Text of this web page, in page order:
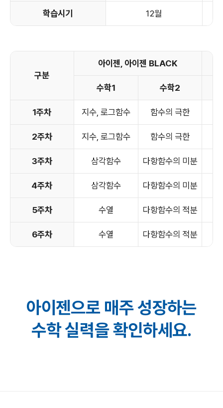
학습시기 12월
구분
아이젠, 아이젠 BLACK
수학1 수학2
1주차 지수, 로그함수 함수의 극한
2주차 지수, 로그함수 함수의 극한
3주차 삼각함수 다항함수의 미분
4주차 삼각함수 다항함수의 미분
5주차 수열 다항함수의 적분
6주차 수열 다항함수의 적분
아이젠으로 매주 성장하는
수학 실력을 확인하세요.